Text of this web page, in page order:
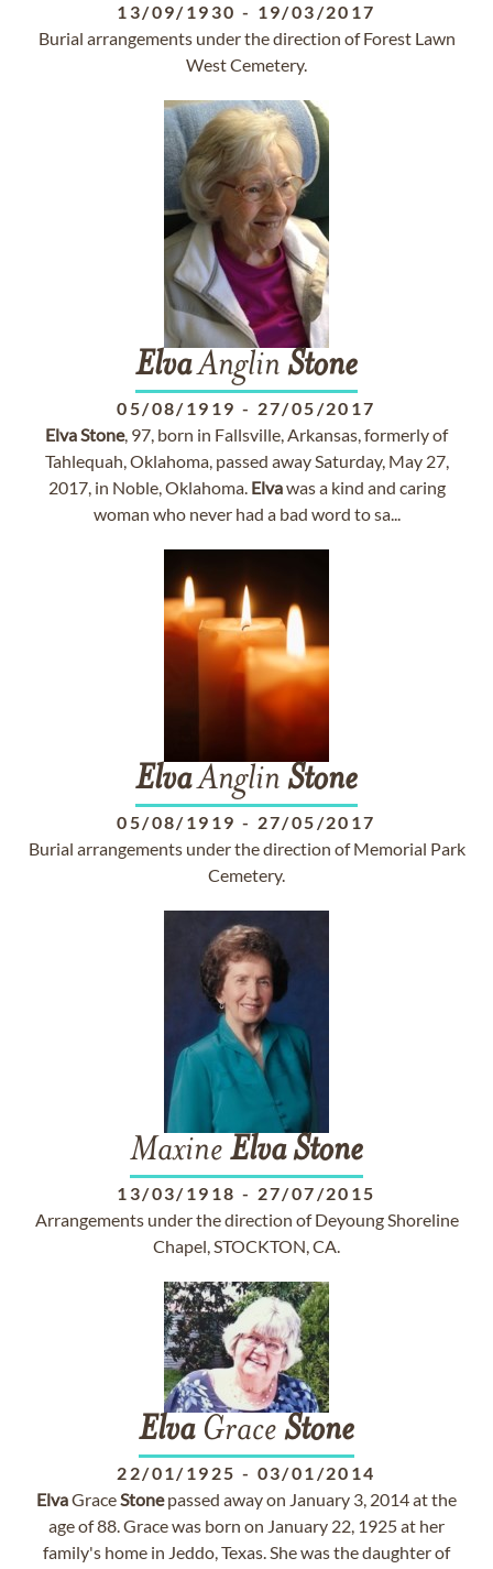
13/09/1930 - 19/03/2017
Burial arrangements under the direction of Forest Lawn
West Cemetery.
ElvaAnglin Stone
05/08/1919 - 27/05/2017
ElvaStone, 97, born in Fallsville, Arkansas, formerly of
Tahlequah, Oklahoma, passed away Saturday, May 27,
2017, in Noble, Oklahoma. Elvawas a kind and caring
woman who never had a bad word to sa...
ElvaAnglin Stone
05/08/1919 - 27/05/2017
Burial arrangements under the direction of Memorial Park
Cemetery.
Maxine ElvaStone
13/03/1918 - 27/07/2015
Arrangements under the direction of Deyoung Shoreline
Chapel, STOCKTON, CA.
ElvaGrace Stone
22/01/1925 - 03/01/2014
ElvaGraceStonepassed away on January 3, 2014 at the
age of 88. Grace was born on January 22, 1925 at her
family's home in Jeddo, Texas. She was the daughter of